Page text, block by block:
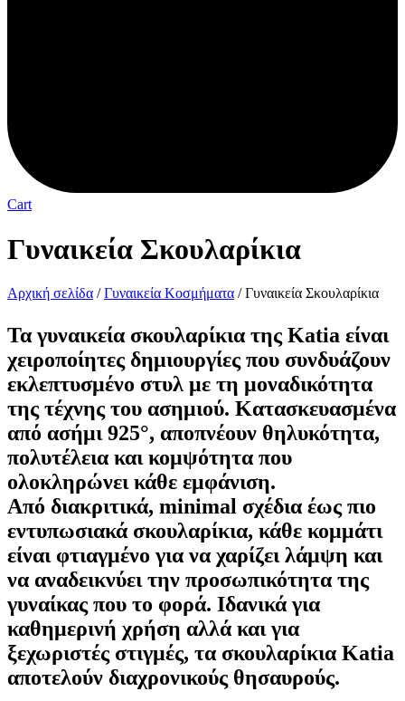
Cart
Γυναικεία Σκουλαρίκια
Αρχική σελίδα /Γυναικεία Κοσμήματα / Γυναικεία Σκουλαρίκια
Ταγυναικεία σκουλαρίκιατης Katia είναι
χειροποίητες δημιουργίες που συνδυάζουν
εκλεπτυσμένο στυλ με τη μοναδικότητα
της τέχνης του ασημιού. Κατασκευασμένα
από ασήμι 925°, αποπνέουν θηλυκότητα,
πολυτέλεια και κομψότητα που
ολοκληρώνει κάθε εμφάνιση.
Από διακριτικά, minimal σχέδια έως πιο
εντυπωσιακά σκουλαρίκια, κάθε κομμάτι
είναι φτιαγμένο για να χαρίζει λάμψη και
να αναδεικνύει την προσωπικότητα της
γυναίκας που το φορά. Ιδανικά για
καθημερινή χρήση αλλά και για
ξεχωριστές στιγμές, τα σκουλαρίκια Katia
αποτελούν διαχρονικούς θησαυρούς.